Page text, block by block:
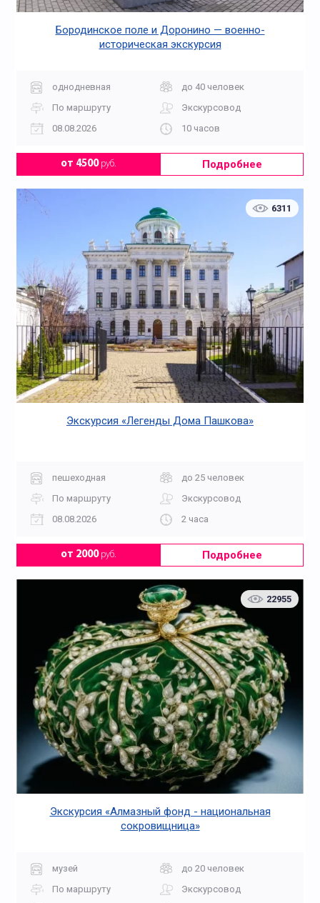
Бородинское поле и Доронино — военно-
историческая экскурсия
однодневная
до 40 человек
По маршруту
Экскурсовод
08.08.2026
10 часов
от 4500руб. Подробнее
6311
Экскурсия «Легенды Дома Пашкова»
пешеходная
до 25 человек
По маршруту
Экскурсовод
08.08.2026
2 часа
от 2000руб. Подробнее
22955
Экскурсия «Алмазный фонд - национальная
сокровищница»
музей
до 20 человек
По маршруту
Экскурсовод